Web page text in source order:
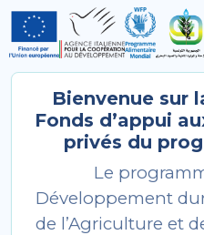
Bienvenue sur
Fonds d’appui
privés du
Le
Développement
de l’Agriculture et